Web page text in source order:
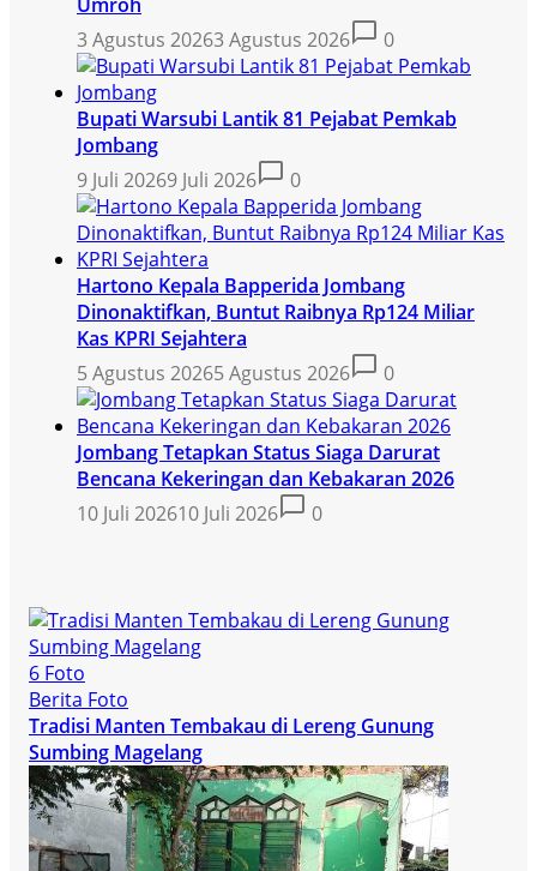
3 Agustus 20263 Agustus 2026 0
Bupati Warsubi Lantik 81 Pejabat Pemkab
Jombang
9 Juli 20269 Juli 2026 0
Hartono Kepala Bapperida Jombang
Dinonaktifkan, Buntut Raibnya Rp124 Miliar
Kas KPRI Sejahtera
5 Agustus 20265 Agustus 2026 0
Jombang Tetapkan Status Siaga Darurat
Bencana Kekeringan dan Kebakaran 2026
10 Juli 202610 Juli 2026 0
6 Foto
Berita Foto
Tradisi Manten Tembakau di Lereng Gunung
Sumbing Magelang